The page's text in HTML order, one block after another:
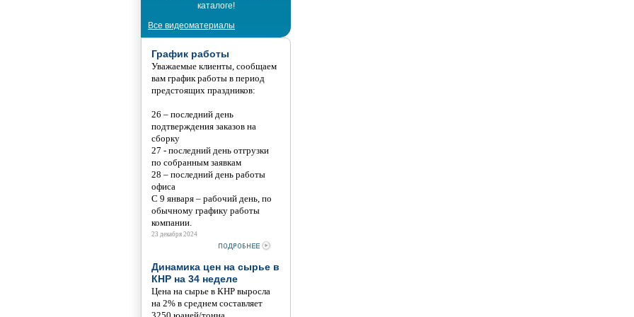
каталоге!
Все видеоматериалы
График работы
Уважаемые клиенты, сообщаем
вам график работы в период
предстоящих праздников:
26 – последний день
подтверждения заказов на
сборку
27 - последний день отгрузки
по собранным заявкам
28 – последний день работы
офиса
С 9 января – рабочий день, по
обычному графику работы
компании.
23 декабря 2024
Динамика цен на сырье в
КНР на 34 неделе
Цена на сырье в КНР выросла
на 2% в среднем составляет